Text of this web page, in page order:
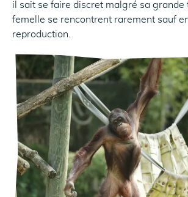
il sait se faire discret malgré sa grande
femelle se rencontrent rarement sauf
reproduction.